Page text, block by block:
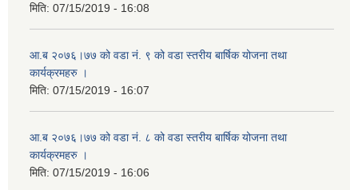
मिति: 07/15/2019 - 16:08
आ.ब २०७६।७७ को वडा नं. ९ को वडा स्तरीय बार्षिक योजना तथा
कार्यक्रमहरु ।
मिति: 07/15/2019 - 16:07
आ.ब २०७६।७७ को वडा नं. ८ को वडा स्तरीय बार्षिक योजना तथा
कार्यक्रमहरु ।
मिति: 07/15/2019 - 16:06